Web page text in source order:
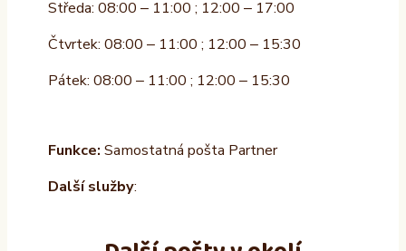
Středa: 08:00 – 11:00 ; 12:00 – 17:00
Čtvrtek: 08:00 – 11:00 ; 12:00 – 15:30
Pátek: 08:00 – 11:00 ; 12:00 – 15:30
Funkce: Samostatná pošta Partner
Další služby: